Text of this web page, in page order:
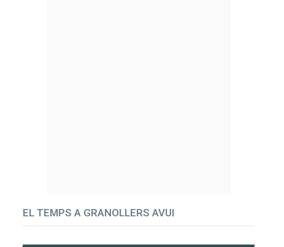
EL TEMPS A GRANOLLERS AVUI